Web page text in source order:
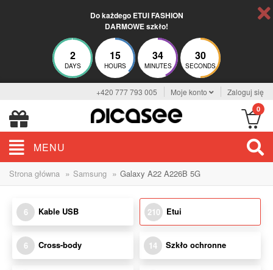
Do każdego ETUI FASHION
DARMOWE szkło!
2
DAYS
15
HOURS
34
MINUTES
29
SECONDS
+420 777 793 005 Moje konto Zaloguj się
0
MENU
Strona główna » Samsung » Galaxy A22 A226B 5G
6 Kable USB 210 Etui
6 Cross-body 14 Szkło ochronne